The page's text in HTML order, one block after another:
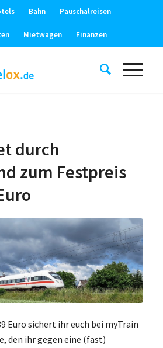
Bahn Pauschalreisen
Mietwagen Finanzen
durch
zum Festpreis
Euro sichert ihr euch bei myTrain
den ihr gegen eine (fast)